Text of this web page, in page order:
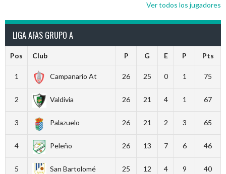
Ver todos los jugadores
LIGA AFAS GRUPO A
Pos Club P G E P Pts
1 Campanario At 26 25 0 1 75
2 Valdivia 26 21 4 1 67
3 Palazuelo 26 21 2 3 65
4 Peleño 26 13 7 6 46
5 San Bartolomé 25 12 4 9 40